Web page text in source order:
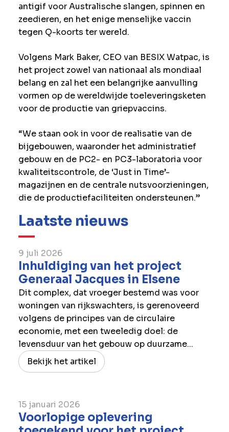
antigif voor Australische slangen, spinnen en
zeedieren, en het enige menselijke vaccin
tegen Q-koorts ter wereld.
Volgens Mark Baker, CEO van BESIX Watpac, is
het project zowel van nationaal als mondiaal
belang en zal het een belangrijke aanvulling
vormen op de wereldwijde toeleveringsketen
voor de productie van griepvaccins.
“We staan ook in voor de realisatie van de
bijgebouwen, waaronder het administratief
gebouw en de PC2- en PC3-laboratoria voor
kwaliteitscontrole, de ‘Just in Time’-
magazijnen en de centrale nutsvoorzieningen,
die de productiefaciliteiten ondersteunen.”
Laatste nieuws
9 juli 2026
Inhuldiging van het project
Generaal Jacques in Elsene
Dit complex, dat vroeger bestemd was voor
woningen van rijkswachters, is gerenoveerd
volgens de principes van de circulaire
economie, met een tweeledig doel: de
levensduur van het gebouw op duurzame...
Bekijk het artikel
15 januari 2026
Voorlopige oplevering